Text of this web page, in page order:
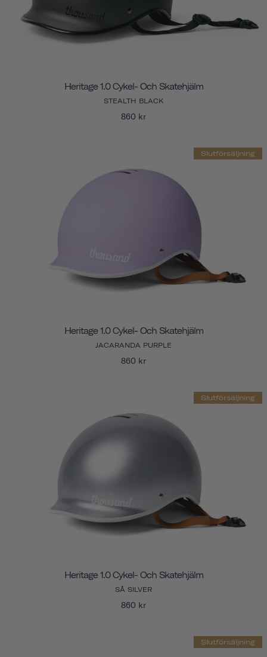
Heritage 1.0 Cykel- Och Skatehjälm
STEALTH BLACK
860 kr
Slutförsäljning
Heritage 1.0 Cykel- Och Skatehjälm
JACARANDA PURPLE
860 kr
Slutförsäljning
Heritage 1.0 Cykel- Och Skatehjälm
SÅ SILVER
860 kr
Slutförsäljning